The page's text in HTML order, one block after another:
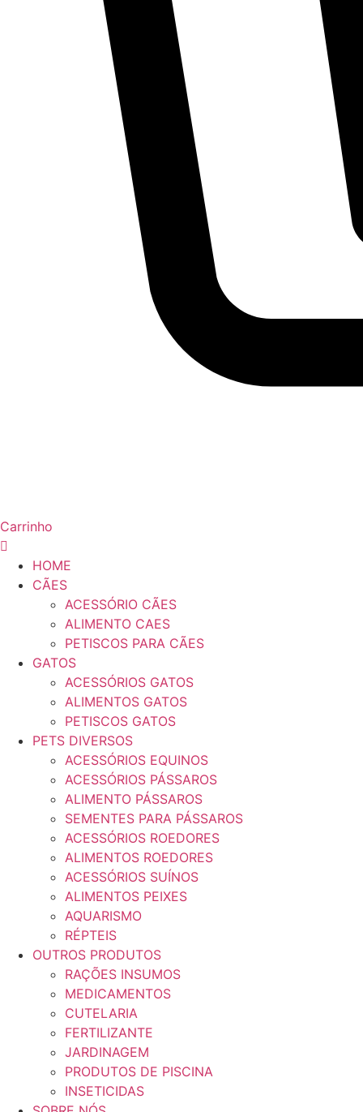
Carrinho
HOME
CÃES
ACESSÓRIO CÃES
ALIMENTO CAES
PETISCOS PARA CÃES
GATOS
ACESSÓRIOS GATOS
ALIMENTOS GATOS
PETISCOS GATOS
PETS DIVERSOS
ACESSÓRIOS EQUINOS
ACESSÓRIOS PÁSSAROS
ALIMENTO PÁSSAROS
SEMENTES PARA PÁSSAROS
ACESSÓRIOS ROEDORES
ALIMENTOS ROEDORES
ACESSÓRIOS SUÍNOS
ALIMENTOS PEIXES
AQUARISMO
RÉPTEIS
OUTROS PRODUTOS
RAÇÕES INSUMOS
MEDICAMENTOS
CUTELARIA
FERTILIZANTE
JARDINAGEM
PRODUTOS DE PISCINA
INSETICIDAS